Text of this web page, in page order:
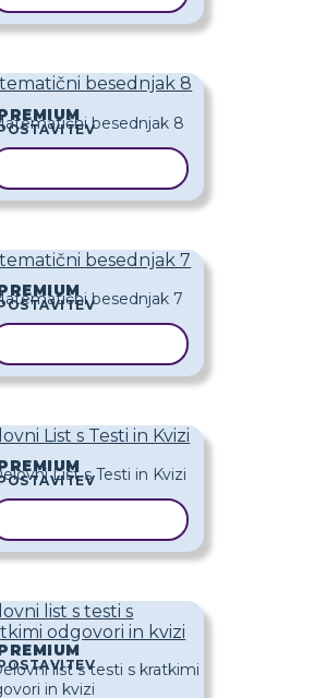
besednjak 8
besednjak 7
List s Testi in Kvizi
list s testi s
odgovori in kvizi